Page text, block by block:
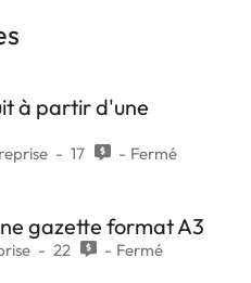
à partir d'une
17 Fermé
gazette format A3
22 Fermé